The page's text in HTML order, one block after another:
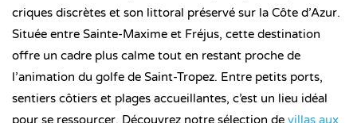
criques discrètes et son littoral préservé sur la Côte d’Azur.
Située entre Sainte-Maxime et Fréjus, cette destination
offre un cadre plus calme tout en restant proche de
l’animation du golfe de Saint-Tropez. Entre petits ports,
sentiers côtiers et plages accueillantes, c’est un lieu idéal
pour se ressourcer. Découvrez notre sélection de villas aux